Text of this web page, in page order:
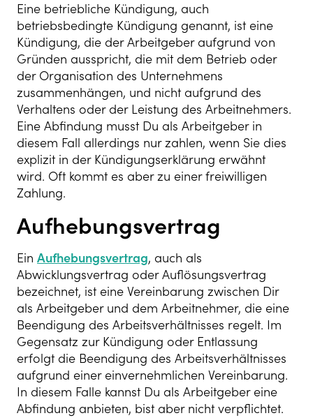
Eine betriebliche Kündigung, auch
betriebsbedingte Kündigung genannt, ist eine
Kündigung, die der Arbeitgeber aufgrund von
Gründen ausspricht, die mit dem Betrieb oder
der Organisation des Unternehmens
zusammenhängen, und nicht aufgrund des
Verhaltens oder der Leistung des Arbeitnehmers.
Eine Abfindung musst Du als Arbeitgeber in
diesem Fall allerdings nur zahlen, wenn Sie dies
explizit in der Kündigungserklärung erwähnt
wird. Oft kommt es aber zu einer freiwilligen
Zahlung.
Aufhebungsvertrag
Ein Aufhebungsvertrag, auch als
Abwicklungsvertrag oder Auflösungsvertrag
bezeichnet, ist eine Vereinbarung zwischen Dir
als Arbeitgeber und dem Arbeitnehmer, die eine
Beendigung des Arbeitsverhältnisses regelt. Im
Gegensatz zur Kündigung oder Entlassung
erfolgt die Beendigung des Arbeitsverhältnisses
aufgrund einer einvernehmlichen Vereinbarung.
In diesem Falle kannst Du als Arbeitgeber eine
Abfindung anbieten, bist aber nicht verpflichtet.